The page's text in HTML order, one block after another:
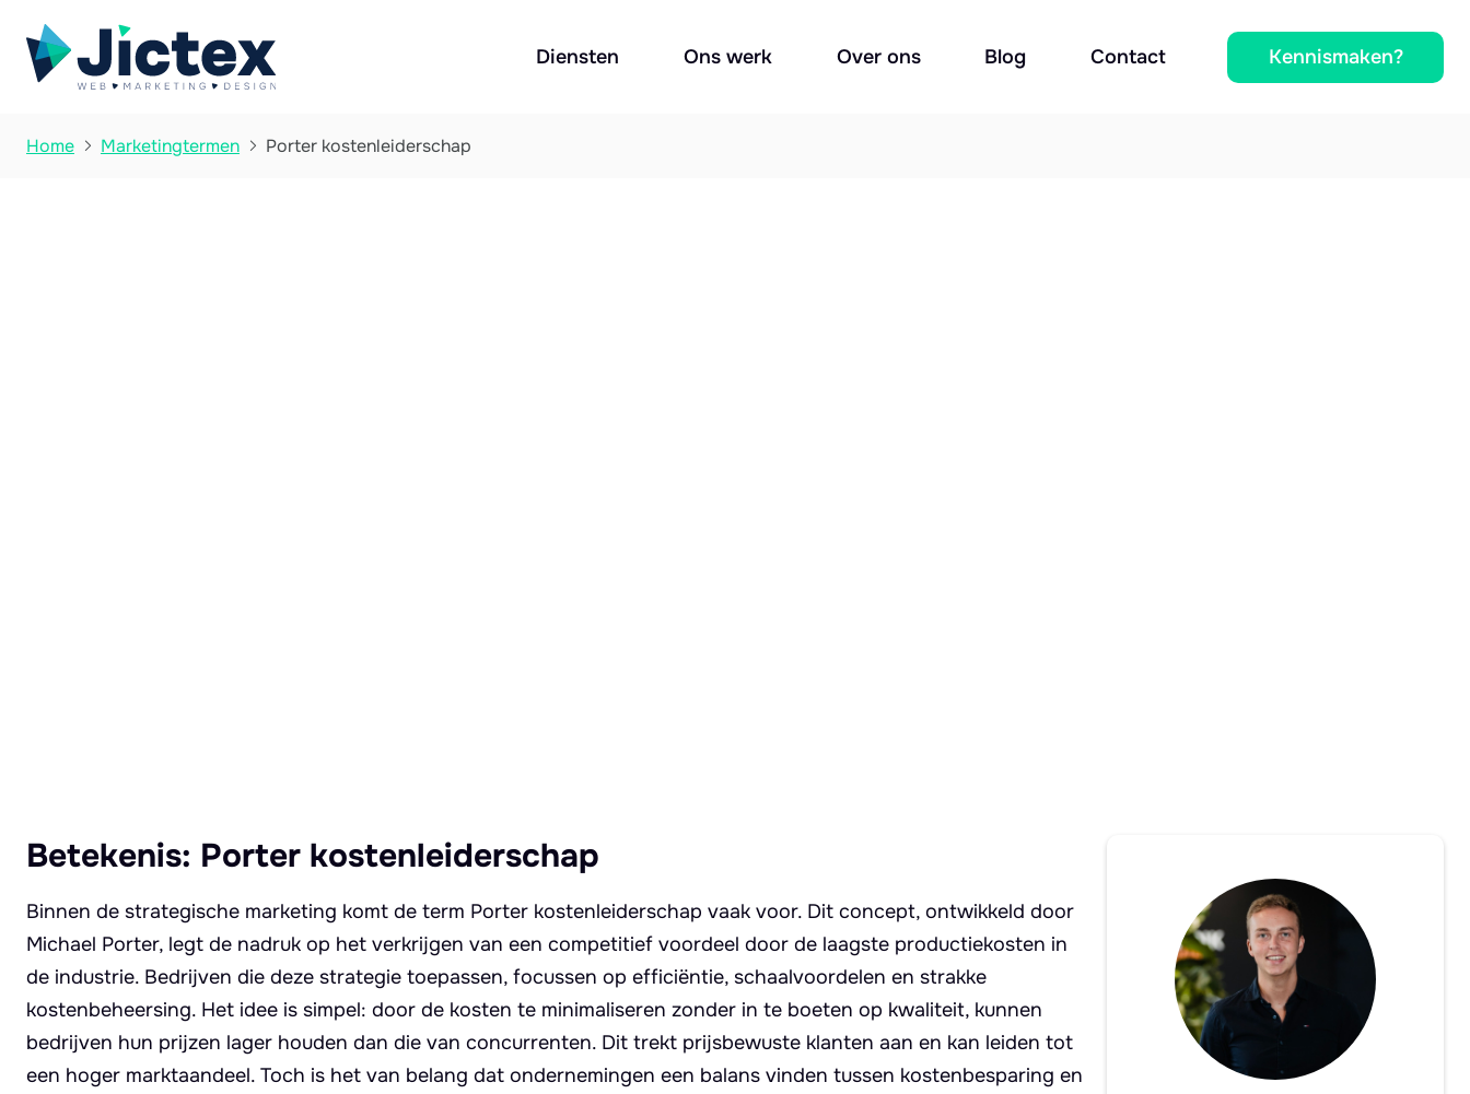
Diensten Ons werk Over ons Blog Contact Kennismaken?
Home  Marketingtermen  Porter kostenleiderschap
Betekenis: Porter kostenleiderschap
Binnen de strategische marketing komt de term Porter kostenleiderschap vaak voor. Dit concept, ontwikkeld door
Michael Porter, legt de nadruk op het verkrijgen van een competitief voordeel door de laagste productiekosten in
de industrie. Bedrijven die deze strategie toepassen, focussen op efficiëntie, schaalvoordelen en strakke
kostenbeheersing. Het idee is simpel: door de kosten te minimaliseren zonder in te boeten op kwaliteit, kunnen
bedrijven hun prijzen lager houden dan die van concurrenten. Dit trekt prijsbewuste klanten aan en kan leiden tot
een hoger marktaandeel. Toch is het van belang dat ondernemingen een balans vinden tussen kostenbesparing en